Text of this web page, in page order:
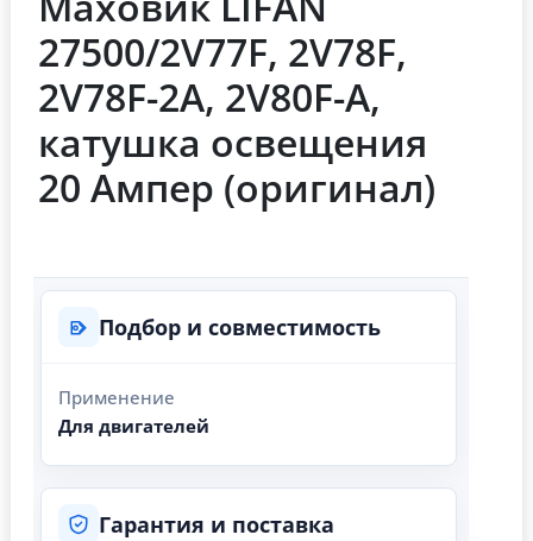
27500/2V77F, 2V78F,
2V78F-2A, 2V80F-A,
катушка освещения
20 Ампер (оригинал)
Подбор и совместимость
Применение
Для двигателей
Гарантия и поставка